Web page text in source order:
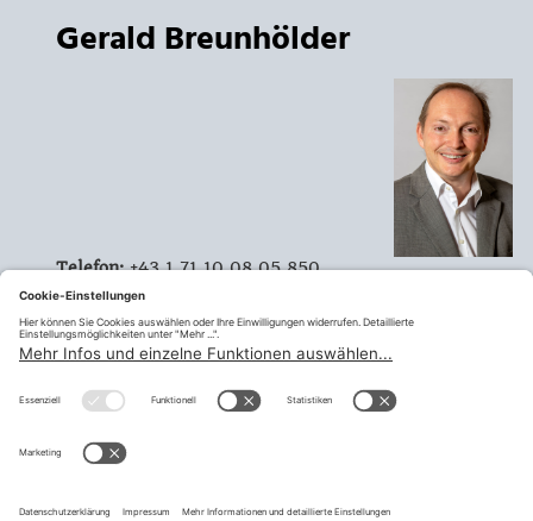
Gerald Breunhölder
Telefon:+43 1 71 10 08 05 850
Mobil:+43 676 553 80 83
Email:
gerald.breunhoelder@bmwet.gv.at
AnsprechpersonZA BMDW
Vorsitzender Stellvertreter02 -